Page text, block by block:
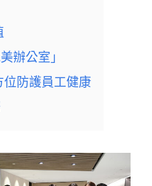
辦公室」
防護員工健康